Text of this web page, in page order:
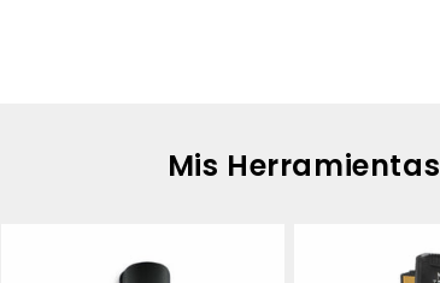
Mis Herramientas